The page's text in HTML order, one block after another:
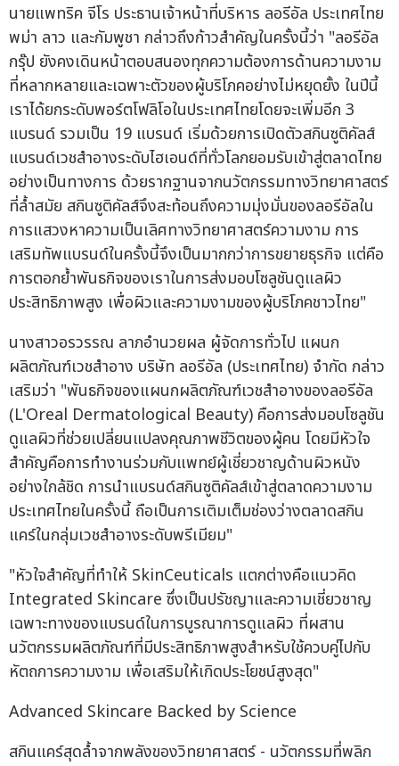
นายแพทริค จีโร ประธานเจ้าหน้าที่บริหาร ลอรีอัล ประเทศไทย
พม่า ลาว และกัมพูชา กล่าวถึงก้าวสำคัญในครั้งนี้ว่า "ลอรีอัล
กรุ๊ป ยังคงเดินหน้าตอบสนองทุกความต้องการด้านความงาม
ที่หลากหลายและเฉพาะตัวของผู้บริโภคอย่างไม่หยุดยั้ง ในปีนี้
เราได้ยกระดับพอร์ตโฟลิโอในประเทศไทยโดยจะเพิ่มอีก 3
แบรนด์ รวมเป็น 19 แบรนด์ เริ่มด้วยการเปิดตัวสกินซูติคัลส์
แบรนด์เวชสำอางระดับไฮเอนด์ที่ทั่วโลกยอมรับเข้าสู่ตลาดไทย
อย่างเป็นทางการ ด้วยรากฐานจากนวัตกรรมทางวิทยาศาสตร์
ที่ล้ำสมัย สกินซูติคัลส์จึงสะท้อนถึงความมุ่งมั่นของลอรีอัลใน
การแสวงหาความเป็นเลิศทางวิทยาศาสตร์ความงาม การ
เสริมทัพแบรนด์ในครั้งนี้จึงเป็นมากกว่าการขยายธุรกิจ แต่คือ
การตอกย้ำพันธกิจของเราในการส่งมอบโซลูชันดูแลผิว
ประสิทธิภาพสูง เพื่อผิวและความงามของผู้บริโภคชาวไทย"
นางสาวอรวรรณ ลาภอำนวยผล ผู้จัดการทั่วไป แผนก
ผลิตภัณฑ์เวชสำอาง บริษัท ลอรีอัล (ประเทศไทย) จำกัด กล่าว
เสริมว่า "พันธกิจของแผนกผลิตภัณฑ์เวชสำอางของลอรีอัล
(L'Oreal Dermatological Beauty) คือการส่งมอบโซลูชัน
ดูแลผิวที่ช่วยเปลี่ยนแปลงคุณภาพชีวิตของผู้คน โดยมีหัวใจ
สำคัญคือการทำงานร่วมกับแพทย์ผู้เชี่ยวชาญด้านผิวหนัง
อย่างใกล้ชิด การนำแบรนด์สกินซูติคัลส์เข้าสู่ตลาดความงาม
ประเทศไทยในครั้งนี้ ถือเป็นการเติมเต็มช่องว่างตลาดสกิน
แคร์ในกลุ่มเวชสำอางระดับพรีเมียม"
"หัวใจสำคัญที่ทำให้ SkinCeuticals แตกต่างคือแนวคิด
Integrated Skincare ซึ่งเป็นปรัชญาและความเชี่ยวชาญ
เฉพาะทางของแบรนด์ในการบูรณาการดูแลผิว ที่ผสาน
นวัตกรรมผลิตภัณฑ์ที่มีประสิทธิภาพสูงสำหรับใช้ควบคู่ไปกับ
หัตถการความงาม เพื่อเสริมให้เกิดประโยชน์สูงสุด"
Advanced Skincare Backed by Science
สกินแคร์สุดล้ำจากพลังของวิทยาศาสตร์ - นวัตกรรมที่พลิก